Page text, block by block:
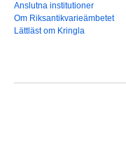
Anslutna institutioner
Om Riksantikvarieämbetet
Lättläst om Kringla